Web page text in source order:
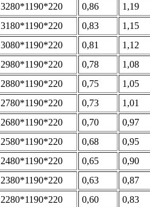
3280*1190*220 0,86
1,19
3180*1190*220 0,83
1,15
3080*1190*220 0,81
1,12
2980*1190*220 0,78
1,08
2880*1190*220 0,75
1,05
2780*1190*220 0,73
1,01
2680*1190*220 0,70
0,97
2580*1190*220 0,68
0,95
2480*1190*220 0,65
0,90
2380*1190*220 0,63
0,87
2280*1190*220 0,60
0,83